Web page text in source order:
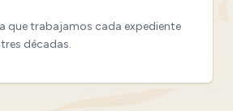
que trabajamos cada expediente
décadas.